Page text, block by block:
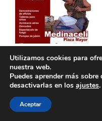
Mercado Medieval
Medinaceli (Soria)
31 de julio de 2026
Programación del
Utilizamos cookies para
nuestra web.
Puedes aprender más
desactivarlas en los ajustes.
Aceptar